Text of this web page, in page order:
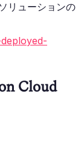
リューションの
Cloud